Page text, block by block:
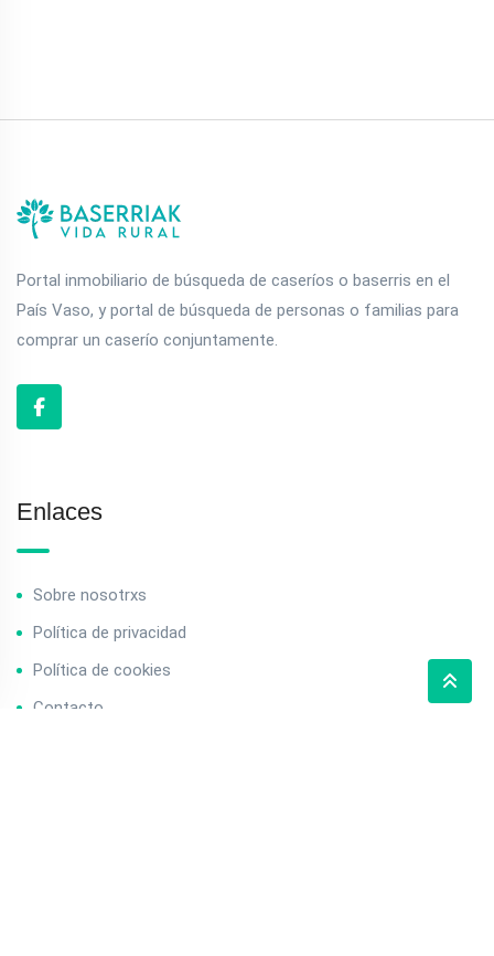
Portal inmobiliario de búsqueda de caseríos o baserris en el
País Vaso, y portal de búsqueda de personas o familias para
comprar un caserío conjuntamente.
Enlaces
Sobre nosotrxs
Política de privacidad
Política de cookies
Contacto